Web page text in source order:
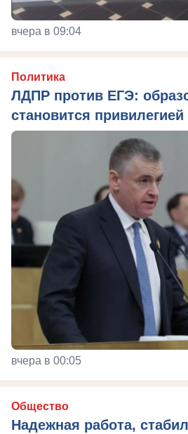
вчера в 09:04
Политика
ЛДПР против ЕГЭ:
становится
вчера в 00:05
Общество
Надежная работа,